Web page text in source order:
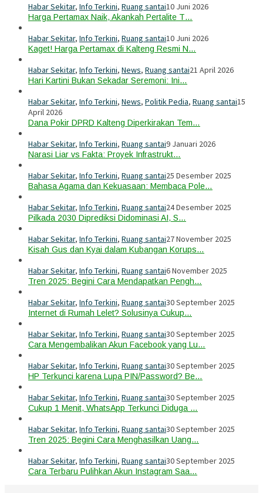
Habar Sekitar, Info Terkini, Ruang santai10 Juni 2026
Harga Pertamax Naik, Akankah Pertalite T…
Habar Sekitar, Info Terkini, Ruang santai10 Juni 2026
Kaget! Harga Pertamax di Kalteng Resmi N…
Habar Sekitar, Info Terkini, News, Ruang santai21 April 2026
Hari Kartini Bukan Sekadar Seremoni: Ini…
Habar Sekitar, Info Terkini, News, Politik Pedia, Ruang santai15
April 2026
Dana Pokir DPRD Kalteng Diperkirakan Tem…
Habar Sekitar, Info Terkini, Ruang santai9 Januari 2026
Narasi Liar vs Fakta: Proyek Infrastrukt…
Habar Sekitar, Info Terkini, Ruang santai25 Desember 2025
Bahasa Agama dan Kekuasaan: Membaca Pole…
Habar Sekitar, Info Terkini, Ruang santai24 Desember 2025
Pilkada 2030 Diprediksi Didominasi AI, S…
Habar Sekitar, Info Terkini, Ruang santai27 November 2025
Kisah Gus dan Kyai dalam Kubangan Korups…
Habar Sekitar, Info Terkini, Ruang santai6 November 2025
Tren 2025: Begini Cara Mendapatkan Pengh…
Habar Sekitar, Info Terkini, Ruang santai30 September 2025
Internet di Rumah Lelet? Solusinya Cukup…
Habar Sekitar, Info Terkini, Ruang santai30 September 2025
Cara Mengembalikan Akun Facebook yang Lu…
Habar Sekitar, Info Terkini, Ruang santai30 September 2025
HP Terkunci karena Lupa PIN/Password? Be…
Habar Sekitar, Info Terkini, Ruang santai30 September 2025
Cukup 1 Menit, WhatsApp Terkunci Diduga …
Habar Sekitar, Info Terkini, Ruang santai30 September 2025
Tren 2025: Begini Cara Menghasilkan Uang…
Habar Sekitar, Info Terkini, Ruang santai30 September 2025
Cara Terbaru Pulihkan Akun Instagram Saa…